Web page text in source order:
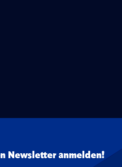
Newsletter anmelden!